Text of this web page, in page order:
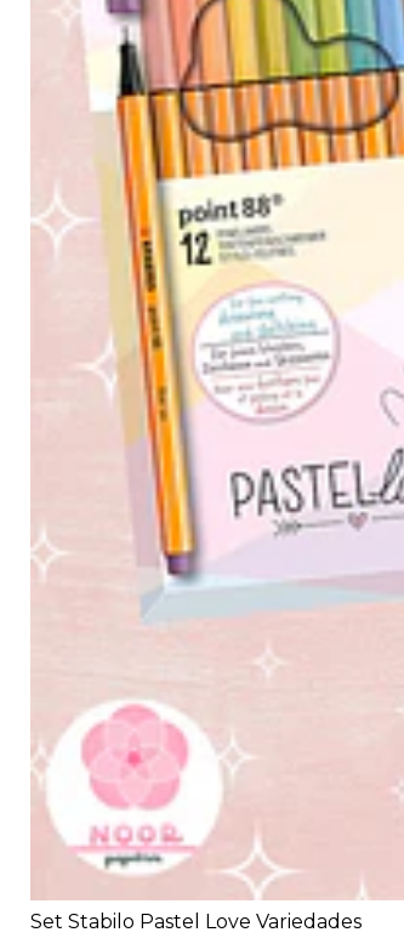
Set Stabilo Pastel Love Variedades